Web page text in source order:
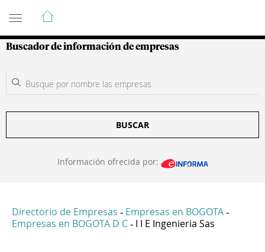
Guía de Empresas Colombianas
Buscador de información de empresas
BUSCAR
Información ofrecida por:
Directorio de Empresas - Empresas en BOGOTA -
Empresas en BOGOTA D C - I I E Ingenieria Sas